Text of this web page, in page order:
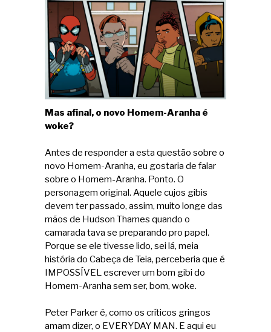
Mas afinal, o novo Homem-Aranha é
woke?
Antes de responder a esta questão sobre o
novo Homem-Aranha, eu gostaria de falar
sobre o Homem-Aranha. Ponto. O
personagem original. Aquele cujos gibis
devem ter passado, assim, muito longe das
mãos de Hudson Thames quando o
camarada tava se preparando pro papel.
Porque se ele tivesse lido, sei lá, meia
história do Cabeça de Teia, perceberia que é
IMPOSSÍVEL escrever um bom gibi do
Homem-Aranha sem ser, bom, woke.
Peter Parker é, como os críticos gringos
amam dizer, o EVERYDAY MAN. E aqui eu